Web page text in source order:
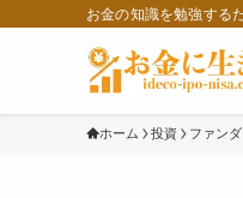
お金の知識を勉強する
ホーム 投資 ファンダ